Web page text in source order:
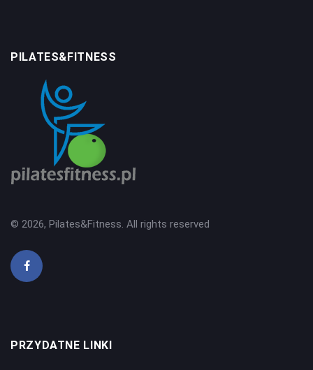
PILATES&FITNESS
© 2026, Pilates&Fitness. All rights reserved
PRZYDATNE LINKI